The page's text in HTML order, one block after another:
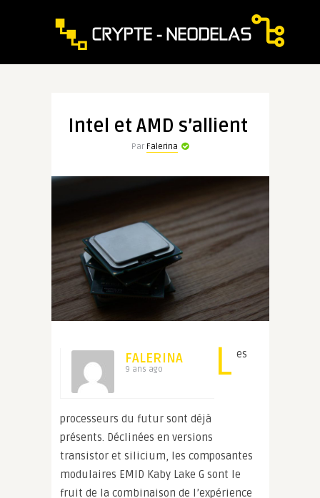
Intel et AMD s’allient
Par Falerina
FALERINA
9 ans ago L es
processeurs du futur sont déjà
présents. Déclinées en versions
transistor et silicium, les composantes
modulaires EMID Kaby Lake G sont le
fruit de la combinaison de l’expérience